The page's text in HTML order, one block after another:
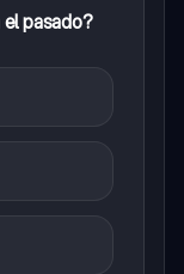
pasado?